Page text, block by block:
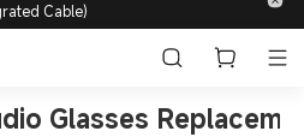
Cable)
Glasses